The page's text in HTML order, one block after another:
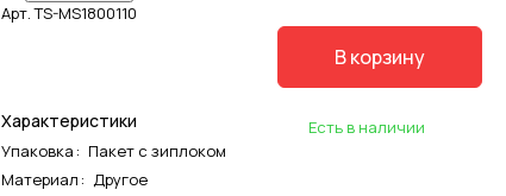
Арт.TS-MS1800110
Характеристики
Упаковка : Пакет с зиплоком
Материал : Другое
В корзину
Есть в наличии